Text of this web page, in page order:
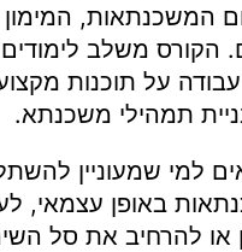
המשכנתאות, המימון
הקורס משלב לימודים
על תוכנות
תמהילי משכנתא.
למי שמעוניין
באופן עצמאי,
או להרחיב את סל